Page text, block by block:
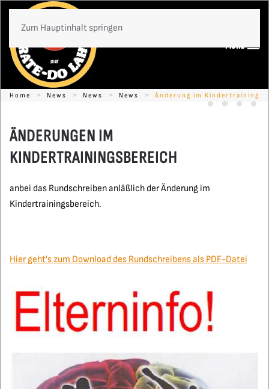
Zum Hauptinhalt springen
Menü
Timo Gißler
Ein
Home News News News Änderung im Kindertraining
ÄNDERUNGEN IM
KINDERTRAININGSBEREICH
anbei das Rundschreiben anläßlich der Änderung im
Kindertrainingsbereich.
Hier geht's zum Download des Rundschreibens als PDF-Datei